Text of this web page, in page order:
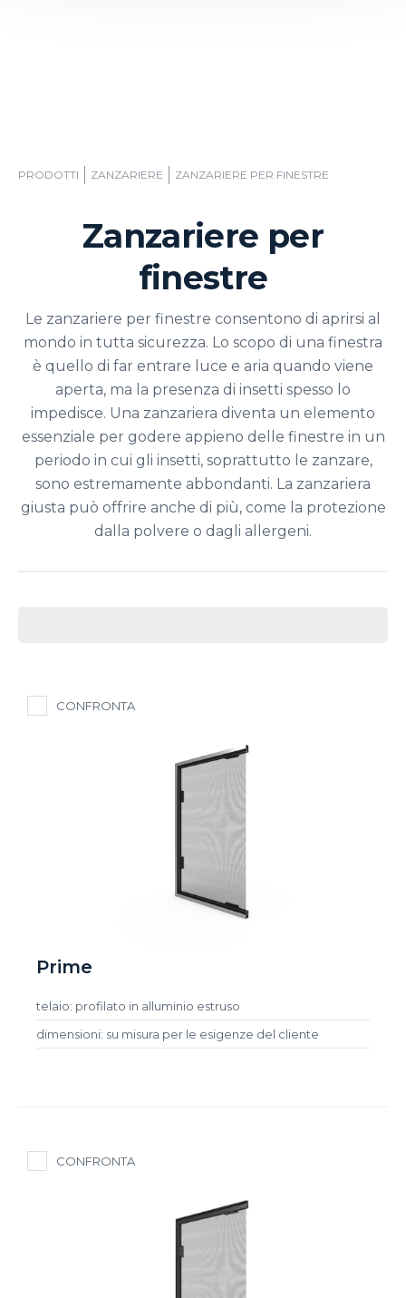
PRODOTTI ZANZARIERE ZANZARIERE PER FINESTRE
Zanzariere per
finestre
Le zanzariere per finestre consentono di aprirsi al
mondo in tutta sicurezza. Lo scopo di una finestra
è quello di far entrare luce e aria quando viene
aperta, ma la presenza di insetti spesso lo
impedisce. Una zanzariera diventa un elemento
essenziale per godere appieno delle finestre in un
periodo in cui gli insetti, soprattutto le zanzare,
sono estremamente abbondanti. La zanzariera
giusta può offrire anche di più, come la protezione
dalla polvere o dagli allergeni.
CONFRONTA
Prime
telaio: profilato in alluminio estruso
dimensioni: su misura per le esigenze del cliente
CONFRONTA